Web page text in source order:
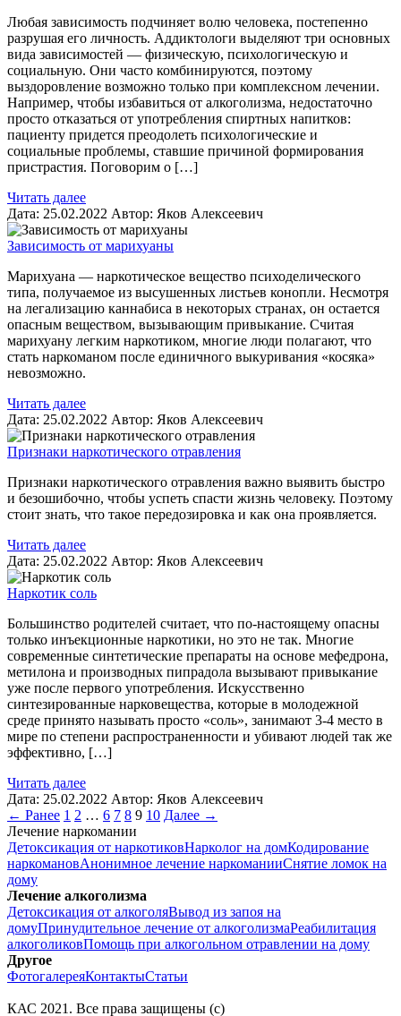
Любая зависимость подчиняет волю человека, постепенно
разрушая его личность. Аддиктологи выделяют три основных
вида зависимостей — физическую, психологическую и
социальную. Они часто комбинируются, поэтому
выздоровление возможно только при комплексном лечении.
Например, чтобы избавиться от алкоголизма, недостаточно
просто отказаться от употребления спиртных напитков:
пациенту придется преодолеть психологические и
социальные проблемы, ставшие причиной формирования
пристрастия. Поговорим о […]
Читать далее
Дата: 25.02.2022 Автор: Яков Алексеевич
Зависимость от марихуаны
Марихуана — наркотическое вещество психоделического
типа, получаемое из высушенных листьев конопли. Несмотря
на легализацию каннабиса в некоторых странах, он остается
опасным веществом, вызывающим привыкание. Считая
марихуану легким наркотиком, многие люди полагают, что
стать наркоманом после единичного выкуривания «косяка»
невозможно.
Читать далее
Дата: 25.02.2022 Автор: Яков Алексеевич
Признаки наркотического отравления
Признаки наркотического отравления важно выявить быстро
и безошибочно, чтобы успеть спасти жизнь человеку. Поэтому
стоит знать, что такое передозировка и как она проявляется.
Читать далее
Дата: 25.02.2022 Автор: Яков Алексеевич
Наркотик соль
Большинство родителей считает, что по-настоящему опасны
только инъекционные наркотики, но это не так. Многие
современные синтетические препараты на основе мефедрона,
метилона и производных пипрадола вызывают привыкание
уже после первого употребления. Искусственно
синтезированные нарковещества, которые в молодежной
среде принято называть просто «соль», занимают 3-4 место в
мире по степени распространенности и убивают людей так же
эффективно, […]
Читать далее
Дата: 25.02.2022 Автор: Яков Алексеевич
← Ранее 1 2 … 6 7 8 9 10 Далее →
Лечение наркомании
Детоксикация от наркотиковНарколог на домКодирование
наркомановАнонимное лечение наркоманииСнятие ломок на
дому
Лечение алкоголизма
Детоксикация от алкоголяВывод из запоя на
домуПринудительное лечение от алкоголизмаРеабилитация
алкоголиковПомощь при алкогольном отравлении на дому
Другое
ФотогалереяКонтактыСтатьи
КАС 2021 . Все права защищены (с)